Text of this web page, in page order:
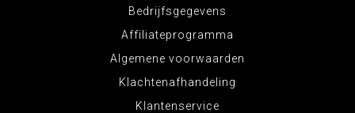
Bedrijfsgegevens
Affiliateprogramma
Algemene voorwaarden
Klachtenafhandeling
Klantenservice